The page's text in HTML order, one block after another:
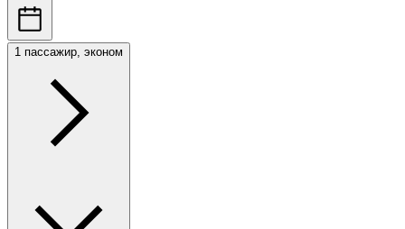
1 пассажир, эконом